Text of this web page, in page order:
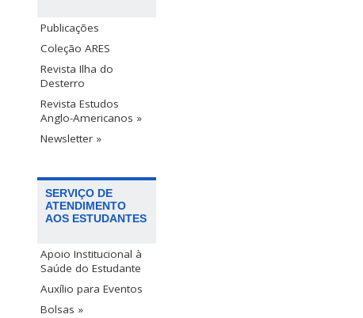
Publicações
Coleção ARES
Revista Ilha do
Desterro
Revista Estudos
Anglo-Americanos »
Newsletter »
SERVIÇO DE
ATENDIMENTO
AOS ESTUDANTES
Apoio Institucional à
Saúde do Estudante
Auxílio para Eventos
Bolsas »